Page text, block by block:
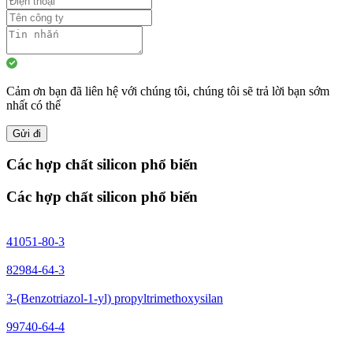
Cảm ơn bạn đã liên hệ với chúng tôi, chúng tôi sẽ trả lời bạn sớm
nhất có thể
Gửi đi
Các hợp chất silicon phổ biến
Các hợp chất silicon phổ biến
41051-80-3
82984-64-3
3-(Benzotriazol-1-yl) propyltrimethoxysilan
99740-64-4